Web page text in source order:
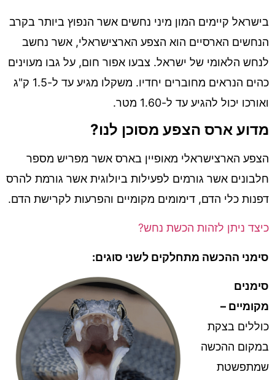
בישראל קיימים המון מיני נחשים אשר הנפוץ ביותר בקרב
הנחשים הארסיים הוא הצפע הארצישראלי, אשר נחשב
לנחש הלאומי של ישראל. צבעו אפור חום, על גבו מעוינים
כהים הנראים מחוברים יחדיו. משקלו מגיע עד ל-1.5 ק"ג
ואורכו יכול להגיע עד ל-1.60 מטר.
מדוע ארס הצפע מסוכן לנו?
הצפע הארצישראלי מאופיין בארס אשר מפריש מספר
חלבונים אשר גורמים לפעילות ביולוגית אשר גורמת להרס
דפנות כלי הדם, דימומים מקומיים והפרעות לקרישת הדם.
כיצד ניתן לזהות הכשת נחש?
סימני ההכשה מתחלקים לשני סוגים:
סימנים
מקומיים –
כוללים בצקת
במקום ההכשה
שמתפשטת